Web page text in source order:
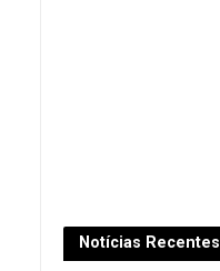
Notícias Recentes